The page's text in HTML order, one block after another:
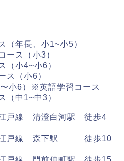
（年長、小1~小5）
ース（小3）
（小4~小6）
ス（小6）
小6）※英語学習コース
（中1~中3）
戸線 清澄白河駅 徒歩4
江戸線 森下駅 徒歩10